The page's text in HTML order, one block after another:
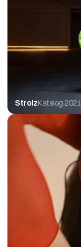
StrolzKatalog 2021